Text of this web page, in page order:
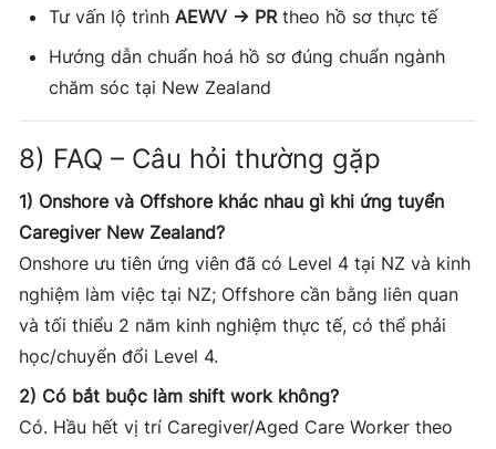
Tư vấn lộ trìnhAEWV → PR theo hồ sơ thực tế
Hướng dẫn chuẩn hoá hồ sơ đúng chuẩn ngành
chăm sóc tại New Zealand
8) FAQ – Câu hỏi thường gặp
1) Onshore và Offshore khác nhau gì khi ứng tuyển
Caregiver New Zealand?
Onshore ưu tiên ứng viên đã có Level 4 tại NZ và kinh
nghiệm làm việc tại NZ; Offshore cần bằng liên quan
và tối thiểu 2 năm kinh nghiệm thực tế, có thể phải
học/chuyển đổi Level 4.
2) Có bắt buộc làm shift work không?
Có. Hầu hết vị trí Caregiver/Aged Care Worker theo